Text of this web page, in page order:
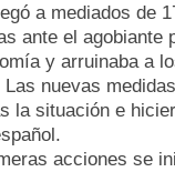
a mediados de
ante el agobiante
y arruinaba a
Las nuevas
la situación e
acciones se